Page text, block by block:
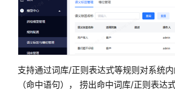
权
限
支持通过词库/正则表达式等规则对系统
（命中语句）， 捞出命中词库/正则表达